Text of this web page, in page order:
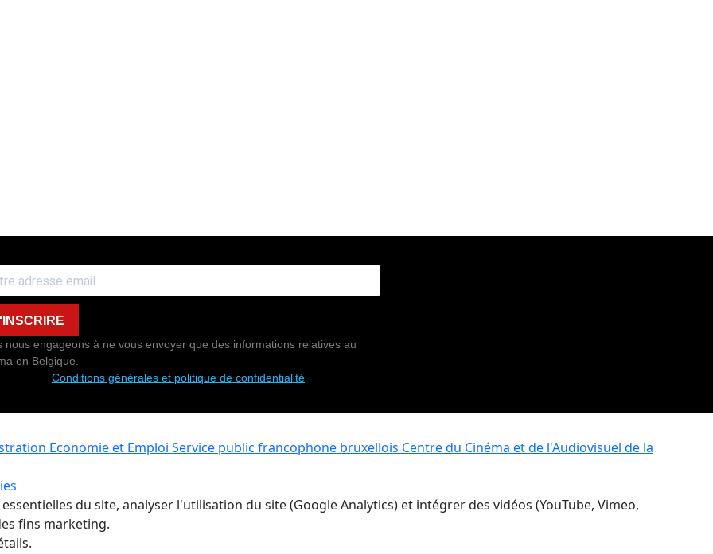
nous engageons à ne vous envoyer que des informations relatives au
en Belgique.
Conditions générales et politique de confidentialité
Economie et Emploi Service public francophone bruxellois Centre du Cinéma et de l'Audiovisuel de la
du site, analyser l'utilisation du site (Google Analytics) et intégrer des vidéos (YouTube, Vimeo,
fins marketing.